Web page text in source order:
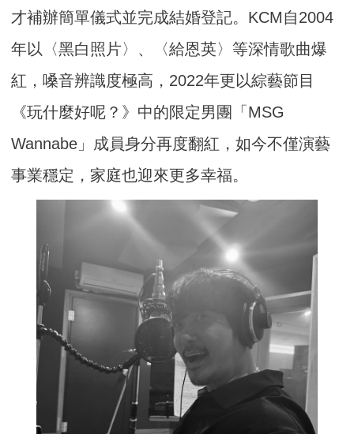
才補辦簡單儀式並完成結婚登記。KCM自2004
年以〈黑白照片〉、〈給恩英〉等深情歌曲爆
紅，嗓音辨識度極高，2022年更以綜藝節目
《玩什麼好呢？》中的限定男團「MSG
Wannabe」成員身分再度翻紅，如今不僅演藝
事業穩定，家庭也迎來更多幸福。